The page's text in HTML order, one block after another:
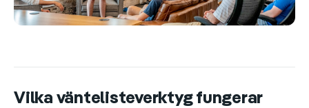
Vilka väntelisteverktyg fungerar